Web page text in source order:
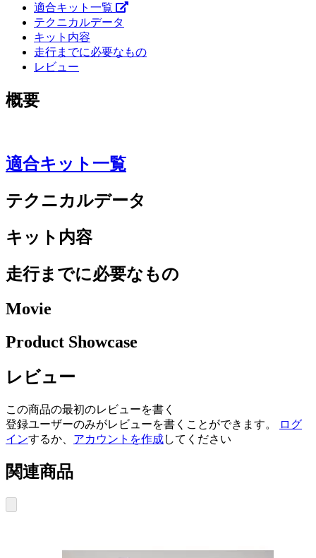
適合キット一覧
テクニカルデータ
キット内容
走行までに必要なもの
レビュー
概要
適合キット一覧
テクニカルデータ
キット内容
走行までに必要なもの
Movie
Product Showcase
レビュー
この商品の最初のレビューを書く
登録ユーザーのみがレビューを書くことができます。
ログ
インするか、 アカウントを作成してください
関連商品